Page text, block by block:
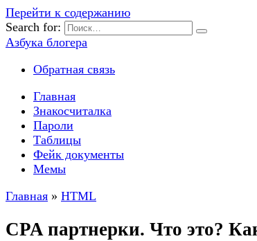
Перейти к содержанию
Search for:
Азбука блогера
Обратная связь
Главная
Знакосчиталка
Пароли
Таблицы
Фейк документы
Мемы
Главная » HTML
CPA партнерки. Что это?